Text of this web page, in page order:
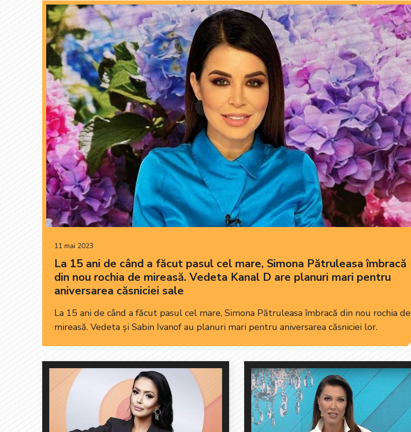
11 mai 2023
La 15 ani de când a făcut pasul cel mare, Simona Pătruleasa îmbracă
din nou rochia de mireasă. Vedeta Kanal D are planuri mari pentru
aniversarea căsniciei sale
La 15 ani de când a făcut pasul cel mare, Simona Pătruleasa îmbracă din nou rochia de
mireasă. Vedeta și Sabin Ivanof au planuri mari pentru aniversarea căsniciei lor.